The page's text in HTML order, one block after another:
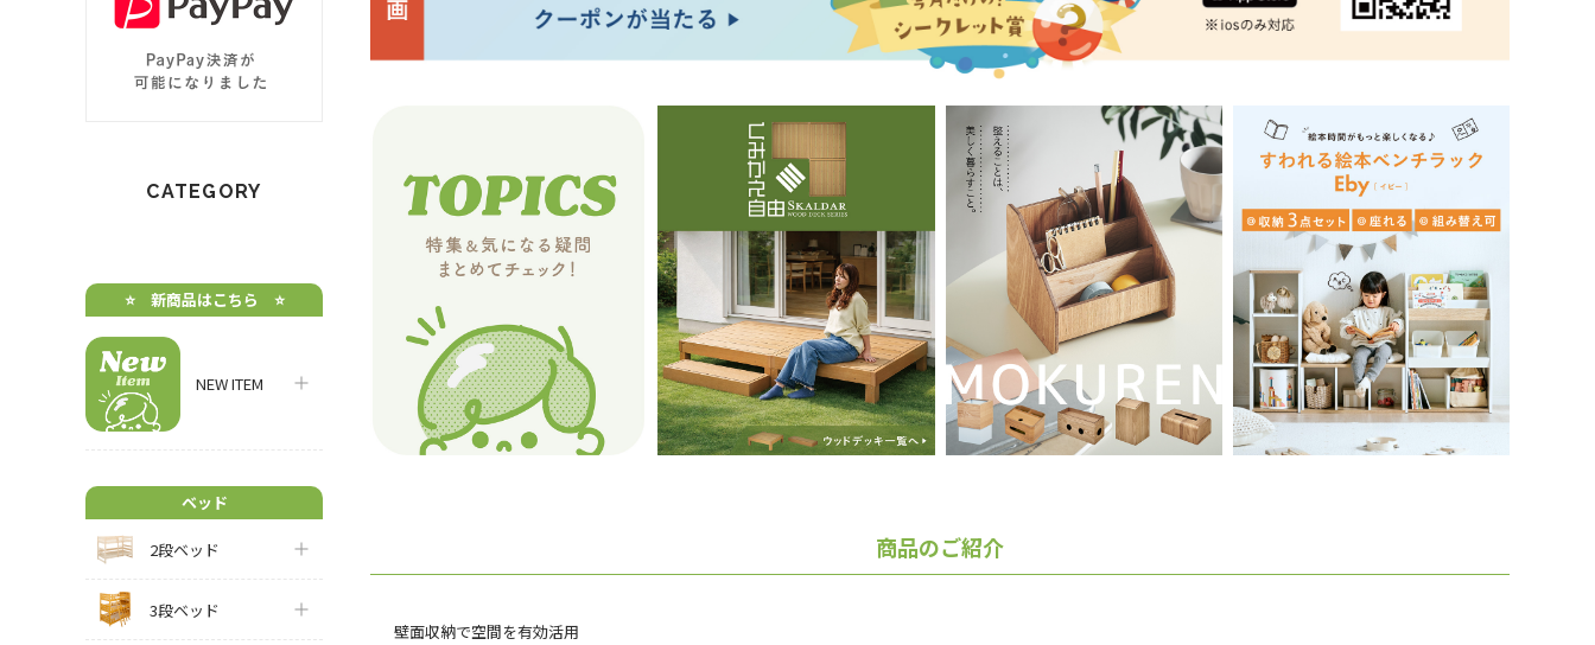
CATEGORY
⭐️ 新商品はこちら ⭐️
NEW ITEM
ベッド
2段ベッド
3段ベッド
商品のご紹介
壁面収納で空間を有効活用